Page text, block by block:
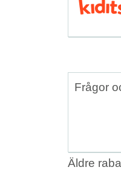
Frågor
Äldre